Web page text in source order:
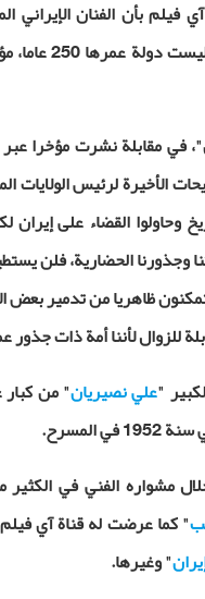
فيلم بأن الفنان
حضارية
مقابلة نشرت مؤخرا عبر
الأخيرة لرئيس الولايات
وحاولوا القضاء على
وجذورنا الحضارية، فلن
ظاهريا من تدمير
لأننا أمة ذات جذور
"علي نصيريان" من كبار
المسرح.
مشواره الفني في الكثير
" كما عرضت له قناة آي
" وغيرها.